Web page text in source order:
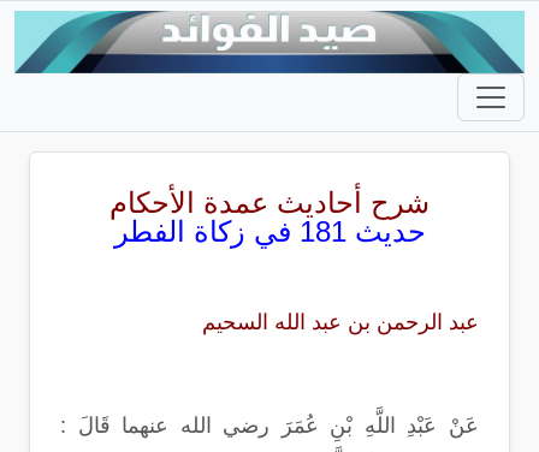
شرح أحاديث عمدة الأحكام
حديث 181 في زكاة الفطر
عبد الرحمن بن عبد الله السحيم
عَنْ عَبْدِ اللَّهِ بْنِ عُمَرَ رضي الله عنهما قَالَ :